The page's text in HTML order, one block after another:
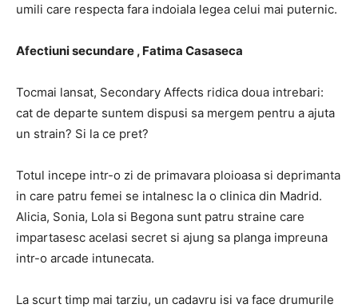
umili care respecta fara indoiala legea celui mai puternic.
Afectiuni secundare , Fatima Casaseca
Tocmai lansat, Secondary Affects ridica doua intrebari:
cat de departe suntem dispusi sa mergem pentru a ajuta
un strain? Si la ce pret?
Totul incepe intr-o zi de primavara ploioasa si deprimanta
in care patru femei se intalnesc la o clinica din Madrid.
Alicia, Sonia, Lola si Begona sunt patru straine care
impartasesc acelasi secret si ajung sa planga impreuna
intr-o arcade intunecata.
La scurt timp mai tarziu, un cadavru isi va face drumurile